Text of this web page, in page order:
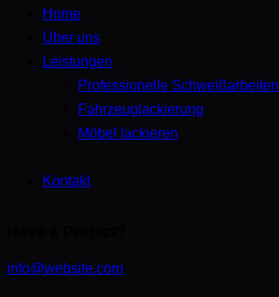
Home
Über uns
Leistungen
Professionelle Schweißarbeiten
Fahrzeuglackierung
Möbel lackieren
Kontakt
info@website.com